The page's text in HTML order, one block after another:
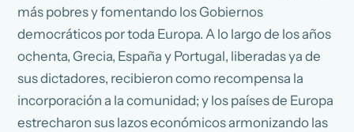
más pobres y fomentando los Gobiernos
democráticos por toda Europa. A lo largo de los años
ochenta, Grecia, España y Portugal, liberadas ya de
sus dictadores, recibieron como recompensa la
incorporación a la comunidad; y los países de Europa
estrecharon sus lazos económicos armonizando las